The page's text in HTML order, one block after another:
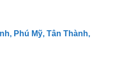
Phú Mỹ, Tân Thành,